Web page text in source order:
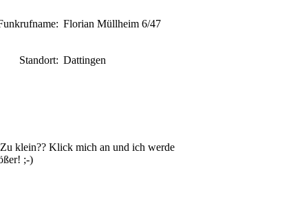
Florian Müllheim 6/47
Standort: Dattingen